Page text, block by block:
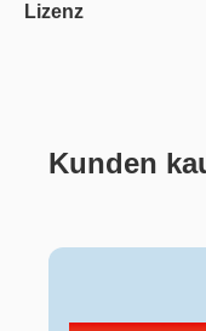
Lizenz
Produktgalerie
Kunden